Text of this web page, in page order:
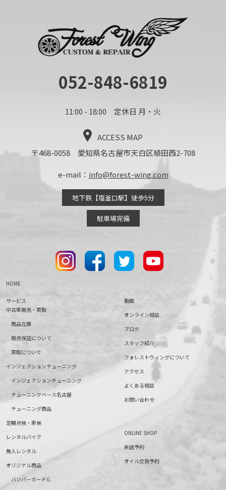
052-848-6819
11:00 - 18:00 定休日 月・火
ACCESS MAP
〒468-0058 愛知県名古屋市天白区植田西2-708
e-mail： info@forest-wing.com
地下鉄【塩釜口駅】徒歩5分
駐車場完備
HOME
サービス
中古車販売・買取
商品在庫
販売保証について
買取について
インジェクションチューニング
インジェクションチューニング
チューニングベース名古屋
チューニング商品
定期点検・車検
レンタルバイク
無人レンタル
オリジナル商品
バンパーガードG
動画
オンライン相談
ブログ
スタッフ紹介
フォレストウィングについて
アクセス
よくある相談
お問い合わせ
ONLINE SHOP
来店予約
オイル交換予約